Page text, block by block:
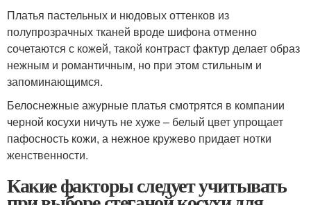
Платья пастельных и нюдовых оттенков из
полупрозрачных тканей вроде шифона отменно
сочетаются с кожей, такой контраст фактур делает образ
нежным и романтичным, но при этом стильным и
запоминающимся.
Белоснежные ажурные платья смотрятся в компании
черной косухи ничуть не хуже – белый цвет упрощает
пафосность кожи, а нежное кружево придает нотки
женственности.
Какие факторы следует учитывать